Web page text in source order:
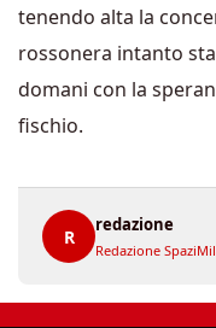
tenendo alta la
rossonera intanto
domani con la
fischio.
R
redazione
Redazione